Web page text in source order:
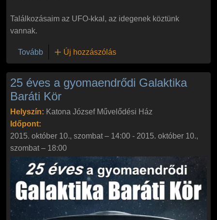
Találkozásaim az UFO-kkal, az idegenek köztünk
vannak.
Tovább(A Galaktika Baráti Kör májusi rendezvénye)
Új hozzászólás
25 éves a gyomaendrődi Galaktika
Baráti Kör
Helyszín: Katona József Művelődési Ház
Időpont:
2015. október 10., szombat – 14:00 - 2015. október 10.,
szombat – 18:00